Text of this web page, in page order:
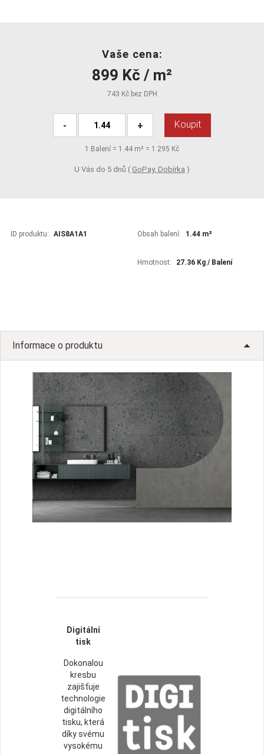
Vaše cena:
899 Kč / m²
743 Kč bez DPH
- + Koupit
1 Balení = 1.44 m² = 1 295 Kč
U Vás do 5 dnů ( GoPay, Dobírka )
ID produktu: AIS8A1A1 Obsah balení: 1.44 m²
Hmotnost: 27.36 Kg / Balení
Informace o produktu
Digitální
tisk
Dokonalou
kresbu
zajišťuje
technologie
digitálního
tisku, která
díky svému
vysokému